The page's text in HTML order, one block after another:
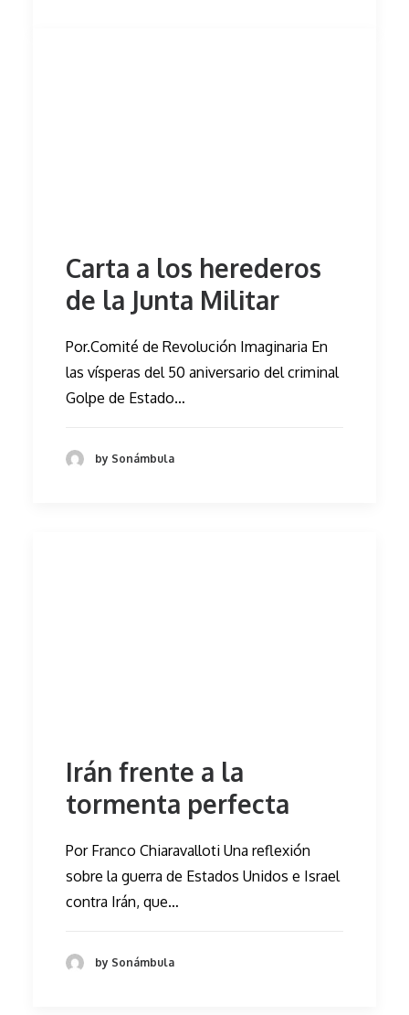
Carta a los herederos
de la Junta Militar
Por.Comité de Revolución Imaginaria En
las vísperas del 50 aniversario del criminal
Golpe de Estado…
by Sonámbula
Irán frente a la
tormenta perfecta
Por Franco Chiaravalloti Una reflexión
sobre la guerra de Estados Unidos e Israel
contra Irán, que…
by Sonámbula